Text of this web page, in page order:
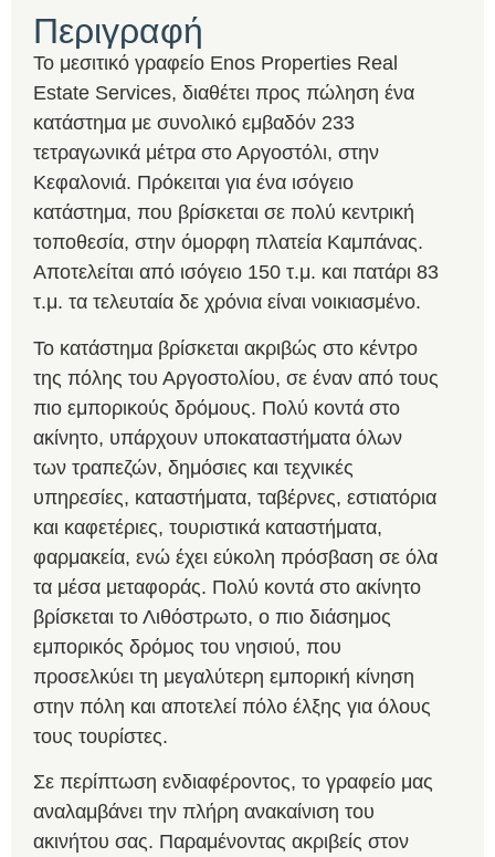
Περιγραφή
Το μεσιτικό γραφείο Enos Properties Real
Estate Services, διαθέτει προς πώληση ένα
κατάστημα με συνολικό εμβαδόν 233
τετραγωνικά μέτρα στο Αργοστόλι, στην
Κεφαλονιά. Πρόκειται για ένα ισόγειο
κατάστημα, που βρίσκεται σε πολύ κεντρική
τοποθεσία, στην όμορφη πλατεία Καμπάνας.
Αποτελείται από ισόγειο 150 τ.μ. και πατάρι 83
τ.μ. τα τελευταία δε χρόνια είναι νοικιασμένο.
Το κατάστημα βρίσκεται ακριβώς στο κέντρο
της πόλης του Αργοστολίου, σε έναν από τους
πιο εμπορικούς δρόμους. Πολύ κοντά στο
ακίνητο, υπάρχουν υποκαταστήματα όλων
των τραπεζών, δημόσιες και τεχνικές
υπηρεσίες, καταστήματα, ταβέρνες, εστιατόρια
και καφετέριες, τουριστικά καταστήματα,
φαρμακεία, ενώ έχει εύκολη πρόσβαση σε όλα
τα μέσα μεταφοράς. Πολύ κοντά στο ακίνητο
βρίσκεται το Λιθόστρωτο, ο πιο διάσημος
εμπορικός δρόμος του νησιού, που
προσελκύει τη μεγαλύτερη εμπορική κίνηση
στην πόλη και αποτελεί πόλο έλξης για όλους
τους τουρίστες.
Σε περίπτωση ενδιαφέροντος, το γραφείο μας
αναλαμβάνει την πλήρη ανακαίνιση του
ακινήτου σας. Παραμένοντας ακριβείς στον